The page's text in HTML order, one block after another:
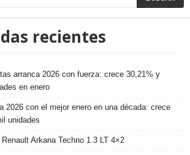
recientes
arranca 2026 con fuerza: crece 30,21% y
en enero
2026 con el mejor enero en una década: crece
unidades
Arkana Techno 1.3 LT 4×2